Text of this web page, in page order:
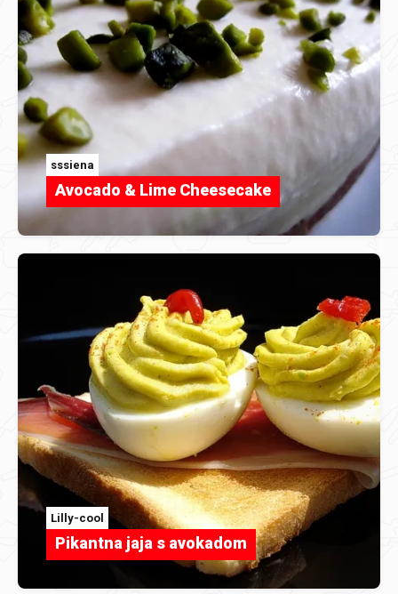
sssiena
Avocado & Lime Cheesecake
Lilly-cool
Pikantna jaja s avokadom